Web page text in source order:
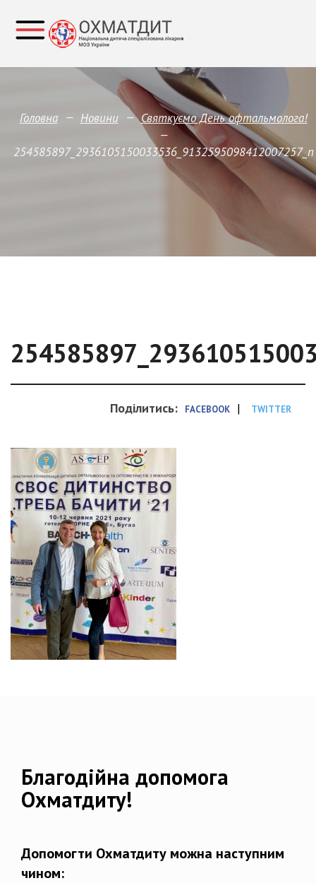
Головна — Новини — Святкуємо День офтальмолога!
—
254585897_2936105150033536_9132595098412007257_n
Поділитись: FACEBOOK | TWITTER
Благодійна допомога
Охматдиту!
Допомогти Охматдиту можна наступним
чином: